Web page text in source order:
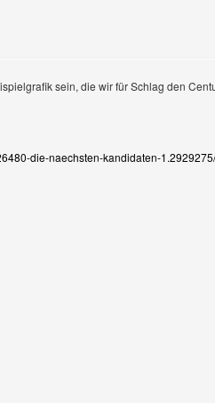
sein, die wir für Schlag den
die-naechsten-kandidaten-1.2929275/